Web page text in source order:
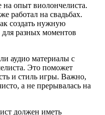
опыт виолончелиста.
работал на свадьбах.
создать нужную
для разных моментов
аудио материалы с
Это поможет
и стиль игры. Важно,
а не прерывалась на
должен иметь